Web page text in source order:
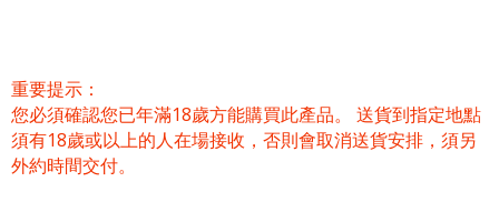
重要提示：
您必須確認您已年滿18歲方能購買此產品。 送貨到指定地點
須有18歲或以上的人在場接收，否則會取消送貨安排，須另
外約時間交付。